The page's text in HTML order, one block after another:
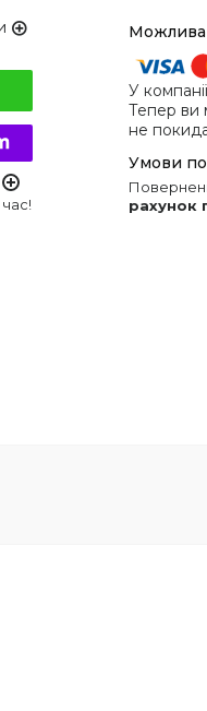
У
Тепер ви
не
рахунок